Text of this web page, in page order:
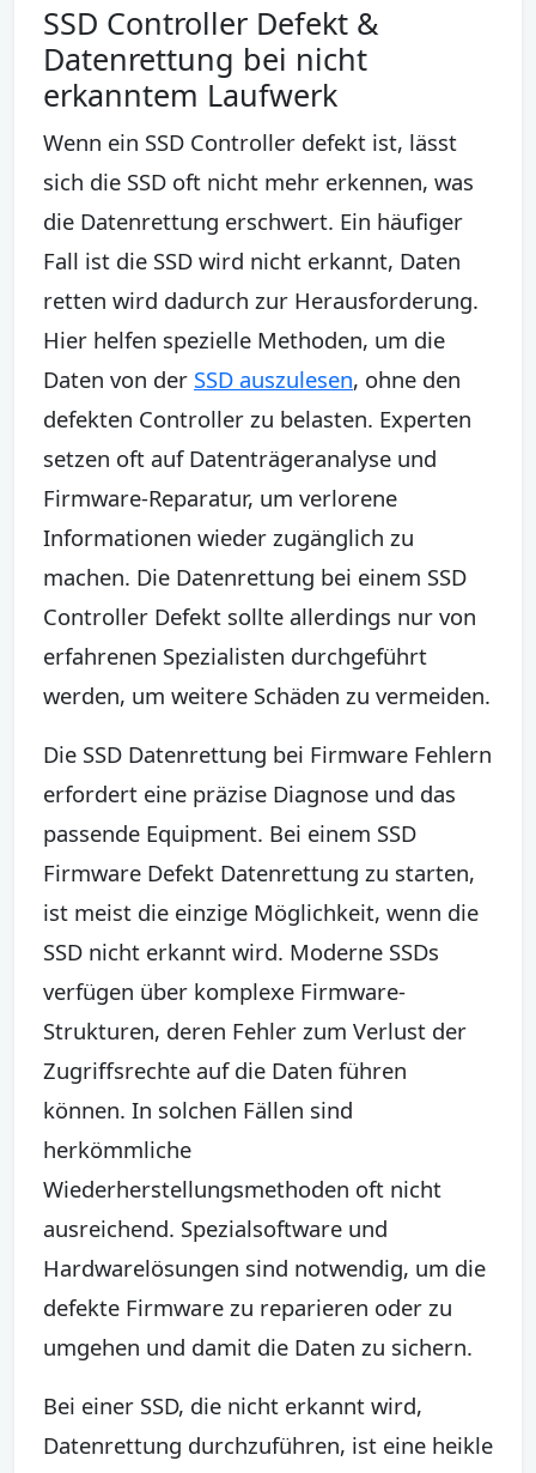
SSD Controller Defekt &
Datenrettung bei nicht
erkanntem Laufwerk
Wenn ein SSD Controller defekt ist, lässt
sich die SSD oft nicht mehr erkennen, was
die Datenrettung erschwert. Ein häufiger
Fall ist die SSD wird nicht erkannt, Daten
retten wird dadurch zur Herausforderung.
Hier helfen spezielle Methoden, um die
Daten von der SSD auszulesen, ohne den
defekten Controller zu belasten. Experten
setzen oft auf Datenträgeranalyse und
Firmware-Reparatur, um verlorene
Informationen wieder zugänglich zu
machen. Die Datenrettung bei einem SSD
Controller Defekt sollte allerdings nur von
erfahrenen Spezialisten durchgeführt
werden, um weitere Schäden zu vermeiden.
Die SSD Datenrettung bei Firmware Fehlern
erfordert eine präzise Diagnose und das
passende Equipment. Bei einem SSD
Firmware Defekt Datenrettung zu starten,
ist meist die einzige Möglichkeit, wenn die
SSD nicht erkannt wird. Moderne SSDs
verfügen über komplexe Firmware-
Strukturen, deren Fehler zum Verlust der
Zugriffsrechte auf die Daten führen
können. In solchen Fällen sind
herkömmliche
Wiederherstellungsmethoden oft nicht
ausreichend. Spezialsoftware und
Hardwarelösungen sind notwendig, um die
defekte Firmware zu reparieren oder zu
umgehen und damit die Daten zu sichern.
Bei einer SSD, die nicht erkannt wird,
Datenrettung durchzuführen, ist eine heikle